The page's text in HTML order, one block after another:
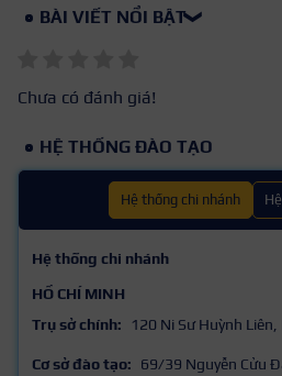
BÀI VIẾT NỔI BẬT❯
Chưa có đánh giá!
HỆ THỐNG ĐÀO TẠO
Hệ thống chi nhánh
Hệ thống chi nhánh
HỒ CHÍ MINH
Trụ sở chính:
120 Ni Sư Huỳnh
Cơ sở đào tạo:
69/39 Nguyễn Cửu